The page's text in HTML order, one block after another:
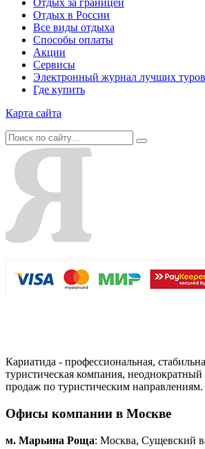
Отдых за границей
Отдых в России
Все виды отдыха
Способы оплаты
Акции
Сервисы
Электронный журнал лучших туров
Где купить
Карта сайта
Кариатида - профессиональная,
туристическая компания,
продаж по туристическим направлениям.
Офисы компании в Москве
м. Марьина Роща: Москва, Сущевский